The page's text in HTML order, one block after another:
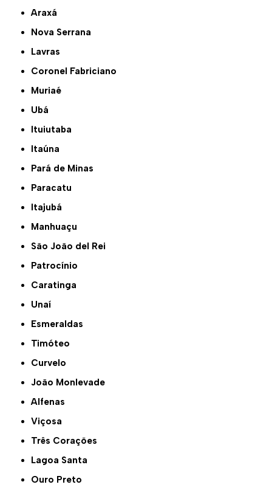
Araxá
Nova Serrana
Lavras
Coronel Fabriciano
Muriaé
Ubá
Ituiutaba
Itaúna
Pará de Minas
Paracatu
Itajubá
Manhuaçu
São João del Rei
Patrocínio
Caratinga
Unaí
Esmeraldas
Timóteo
Curvelo
João Monlevade
Alfenas
Viçosa
Três Corações
Lagoa Santa
Ouro Preto